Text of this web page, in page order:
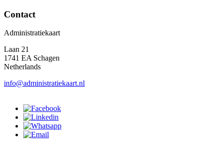
Contact
Administratiekaart
Laan 21
1741 EA Schagen
Netherlands
info@administratiekaart.nl